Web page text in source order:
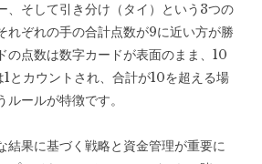
、そして引き分け（タイ）という3つの
れぞれの手の合計点数が9に近い方が勝
の点数は数字カードが表面のまま、10
とカウントされ、合計が10を超える場
ールが特徴です。
結果に基づく戦略と資金管理が重要に